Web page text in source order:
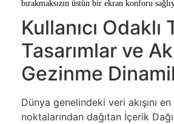
bırakmaksızın üstün bir ekran konforu
Kullanıcı Odaklı
Tasarımlar ve
Gezinme
Dünya genelindeki veri akışını
noktalarından dağıtan İçerik